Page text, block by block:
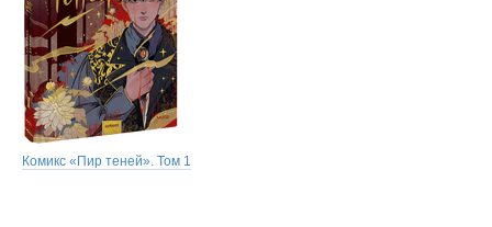
Комикс «Пир теней». Том 1